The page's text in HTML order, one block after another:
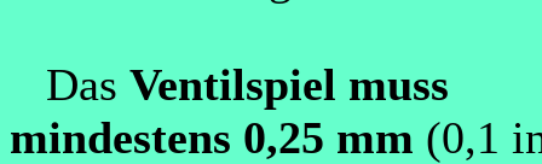
Das Ventilspiel muss
mindestens 0,25 mm (0,1